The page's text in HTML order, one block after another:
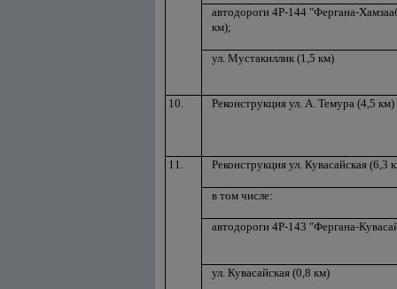
автодороги 4Р-144 "Фергана-
км);
ул. Мустакиллик (1,5 км)
10. Реконструкция ул. А. Темура (4,5 км)
11. Реконструкция ул. Кувасайская (6,3
в том числе:
автодороги 4Р-143 "Фергана-
ул. Кувасайская (0,8 км)